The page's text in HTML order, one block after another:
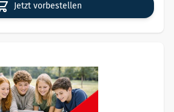
Jetzt vorbestellen